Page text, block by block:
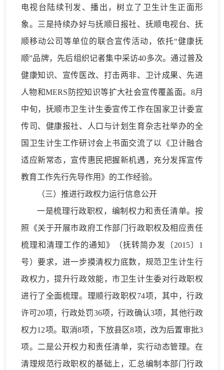
电视台陆续刊发、播出，树立了卫生计生正面形
象。三是持续办好与抚顺日报社、抚顺电视台、抚
顺移动公司等单位的联合宣传活动，依托“健康抚
顺”品牌，先后组织记者集中采访40多次。通过普及
健康知识、宣传医改、打击两非、卫计成果、先进
人物和MERS防控知识等扩大社会宣传覆盖面。8月
中旬，抚顺市卫生计生委宣传工作在国家卫计委宣
传司、健康报社、人口与计划生育杂志社举办的全
国卫生计生工作研讨会上书面交流了以《卫计融合
适应新常态，宣传惠民把握新机遇，充分发挥宣传
教育工作先行先导作用》的工作经验。
（三）推进行政权力运行信息公开
一是梳理行政职权，编制权力和责任清单。按
照《关于开展市政府工作部门行政职权及相应责任
梳理和清理工作的通知》（抚转简办发〔2015〕1
号）要求，进一步摸清权力底数，规范卫生计生行
政权力，提升行政效能，市卫生计生委对行政职权
进行了全面梳理。理顺行政职权74项，其中，行政
许可20项，行政处罚36项，行政确认3项，其他行政
权力12项。取消8项，下放县区8项，改为后置审批3
项。二是公开权力和责任清单，实行动态管理。在
清理规范行政职权的基础上，汇总编制本部门行政